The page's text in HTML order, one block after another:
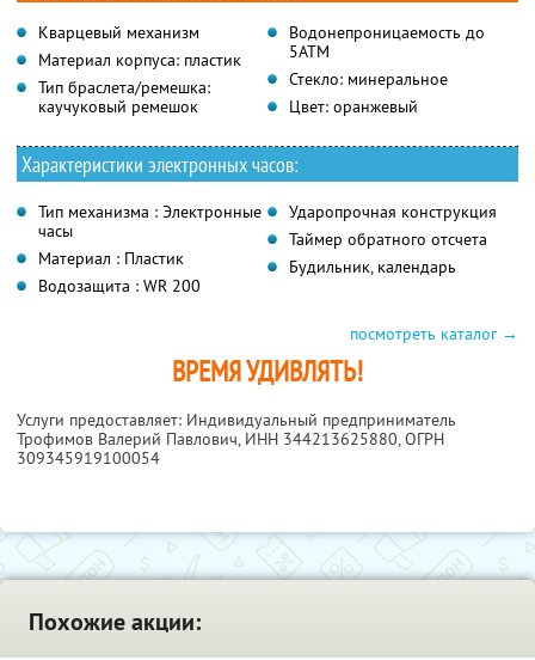
Кварцевый механизм
Материал корпуса: пластик
Тип браслета/ремешка:
каучуковый ремешок
Водонепроницаемость до
5ATM
Стекло: минеральное
Цвет: оранжевый
Характеристики электронных часов:
Тип механизма : Электронные
часы
Материал : Пластик
Водозащита : WR 200
Ударопрочная конструкция
Таймер обратного отсчета
Будильник, календарь
посмотреть каталог →
ВРЕМЯ УДИВЛЯТЬ!
Услуги предоставляет: Индивидуальный предприниматель
Трофимов Валерий Павлович, ИНН 344213625880, ОГРН
309345919100054
Похожие акции: